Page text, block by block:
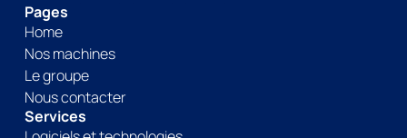
Pages
Home
Nos machines
Le groupe
Nous contacter
Services